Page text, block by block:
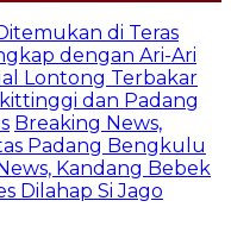
di Teras
dengan Ari-Ari
Lontong Terbakar
dan Padang
Breaking News,
Padang Bengkulu
Kandang Bebek
Dilahap Si Jago